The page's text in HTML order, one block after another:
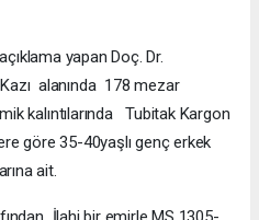
yapan Doç. Dr.
alanında 178 mezar
kalıntılarında Tubitak Kargon
göre 35-40yaşlı genç erkek
ait.